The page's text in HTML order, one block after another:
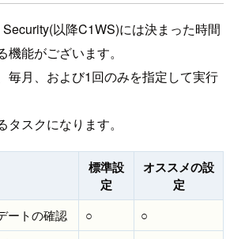
以降C1WS)には決まった時間
能がございます。
毎月、および1回のみを指定して実行
スクになります。
標準設
定
オススメの設
定
ートの確認 ○
○